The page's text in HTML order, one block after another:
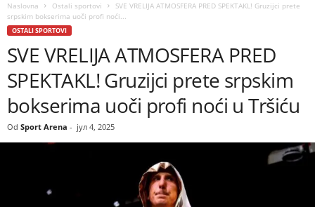
Naslovna Ostali sportovi
SVE VRELIJA ATMOSFERA PRED SPEKTAKL! Gruzijci prete
srpskim bokserima uoči profi noći...
OSTALI SPORTOVI
SVE VRELIJA ATMOSFERA PRED
SPEKTAKL! Gruzijci prete srpskim
bokserima uoči profi noći u Tršiću
Od Sport Arena - јул 4, 2025